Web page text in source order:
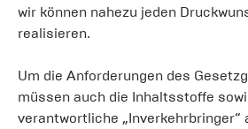
wir können nahezu jeden
realisieren.
Um die Anforderungen des
müssen auch die Inhaltsstoffe
verantwortliche „Inverkehrbringer“